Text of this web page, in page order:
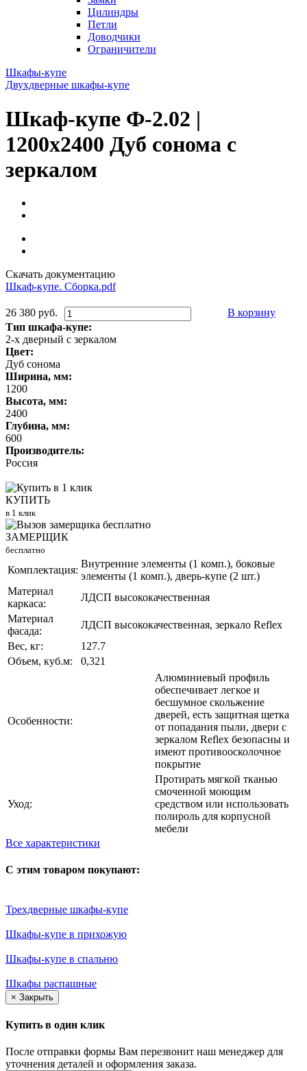
Цилиндры
Петли
Доводчики
Ограничители
Шкафы-купе
Двухдверные шкафы-купе
Шкаф-купе Ф-2.02 |
1200x2400 Дуб сонома с
зеркалом
Скачать документацию
Шкаф-купе. Сборка.pdf
26 380 руб.
В корзину
Тип шкафа-купе:
2-х дверный с зеркалом
Цвет:
Дуб сонома
Ширина, мм:
1200
Высота, мм:
2400
Глубина, мм:
600
Производитель:
Россия
КУПИТЬ
в 1 клик
ЗАМЕРЩИК
бесплатно
Комплектация:
Внутренние элементы (1 комп.), боковые
элементы (1 комп.), дверь-купе (2 шт.)
Материал
каркаса:
ЛДСП высококачественная
Материал
фасада:
ЛДСП высококачественная, зеркало Reflex
Вес, кг:
127.7
Объем, куб.м:
0,321
Особенности:
Алюминиевый профиль
обеспечивает легкое и
бесшумное скольжение
дверей, есть защитная щетка
от попадания пыли, двери с
зеркалом Reflex безопасны и
имеют противоосколочное
покрытие
Уход:
Протирать мягкой тканью
смоченной моющим
средством или использовать
полироль для корпусной
мебели
Все характеристики
С этим товаром покупают:
Трехдверные шкафы-купе
Шкафы-купе в прихожую
Шкафы-купе в спальню
Шкафы распашные
× Закрыть
Купить в один клик
После отправки формы Вам перезвонит наш менеджер для
уточнения деталей и оформления заказа.